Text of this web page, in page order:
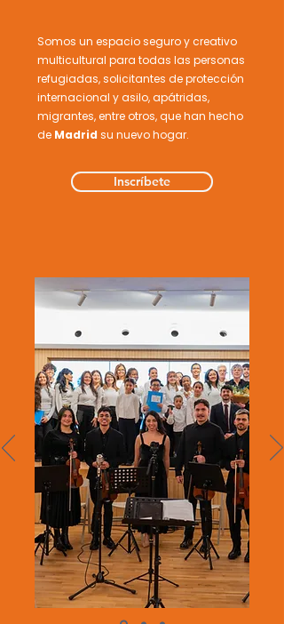
Somos un espacio seguro y creativo
multicultural para todas las personas
refugiadas, solicitantes de protección
internacional y asilo, apátridas,
migrantes, entre otros, que han hecho
de Madrid su nuevo hogar.
Inscríbete